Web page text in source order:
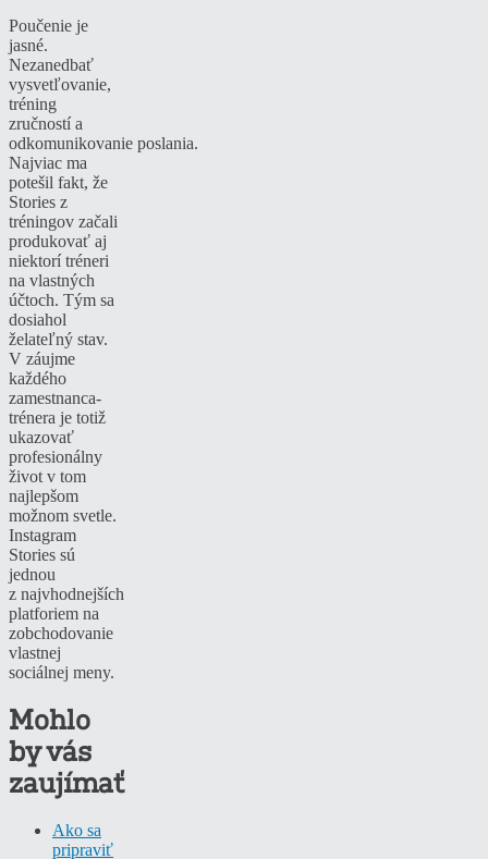
Poučenie je
jasné.
Nezanedbať
vysvetľovanie,
tréning
zručností a
odkomunikovanie poslania.
Najviac ma
potešil fakt, že
Stories z
tréningov začali
produkovať aj
niektorí tréneri
na vlastných
účtoch. Tým sa
dosiahol
želateľný stav.
V záujme
každého
zamestnanca-
trénera je totiž
ukazovať
profesionálny
život v tom
najlepšom
možnom svetle.
Instagram
Stories sú
jednou
z najvhodnejších
platforiem na
zobchodovanie
vlastnej
sociálnej meny.
Mohlo
by vás
zaujímať
Ako sa
pripraviť